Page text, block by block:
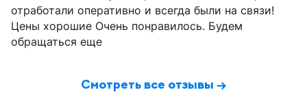
отработали оперативно и всегда были на связи!
Цены хорошие Очень понравилось. Будем
обращаться еще
Смотреть все отзывы →